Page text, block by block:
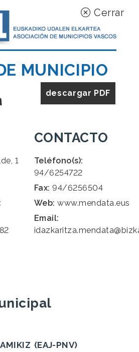
Cerrar
MUNICIPIO
descargar PDF
1
CONTACTO
Teléfono(s):
94/6254722
Fax: 94/6256504
Web: www.mendata.eus
Email:
(EAJ-PNV)